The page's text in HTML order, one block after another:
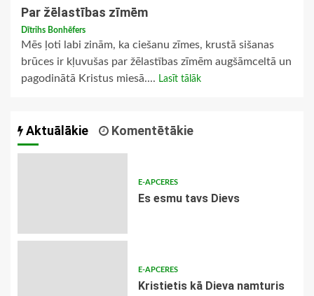
Par žēlastības zīmēm
Dītrihs Bonhēfers
Mēs ļoti labi zinām, ka ciešanu zīmes, krustā sišanas
brūces ir kļuvušas par žēlastības zīmēm augšāmceltā un
pagodinātā Kristus miesā.... Lasīt tālāk
Aktuālākie Komentētākie
E-APCERES
Es esmu tavs Dievs
E-APCERES
Kristietis kā Dieva namturis